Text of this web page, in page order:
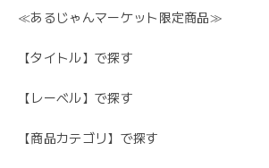
≪あるじゃんマーケット限定商品≫
【タイトル】で探す
【レーベル】で探す
【商品カテゴリ】で探す